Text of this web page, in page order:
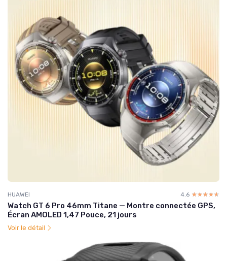
HUAWEI 4.6 ☆☆☆☆☆
★★★★★
Watch GT 6 Pro 46mm Titane — Montre connectée GPS,
Écran AMOLED 1,47 Pouce, 21 jours
Voir le détail